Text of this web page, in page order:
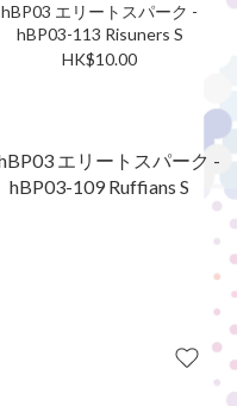
hBP03 エリートスパーク -
hBP03-113 Risuners S
HK$10.00